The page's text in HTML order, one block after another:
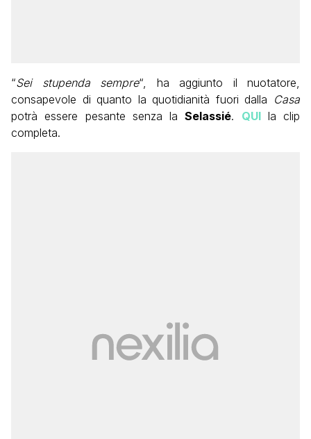
“Sei stupenda sempre“, ha aggiunto il nuotatore,
consapevole di quanto la quotidianità fuori dalla Casa
potrà essere pesante senza laSelassié. QUI la clip
completa.